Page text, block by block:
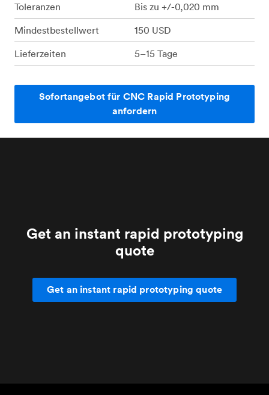
Toleranzen
Bis zu +/-0,020 mm
Mindestbestellwert
150 USD
Lieferzeiten
5–15 Tage
Sofortangebot für CNC Rapid Prototyping
anfordern
Get an instant rapid prototyping
quote
Get an instant rapid prototyping quote